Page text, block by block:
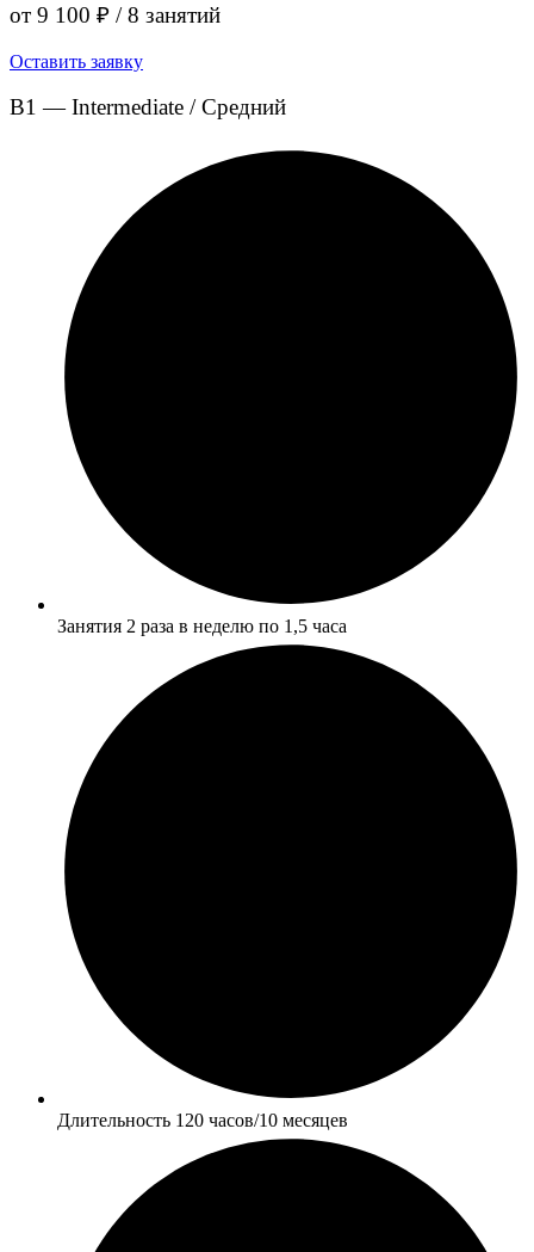
от 9 100 ₽ / 8 занятий
Оставить заявку
B1 — Intermediate / Средний
Занятия 2 раза в неделю по 1,5 часа
Длительность 120 часов/10 месяцев